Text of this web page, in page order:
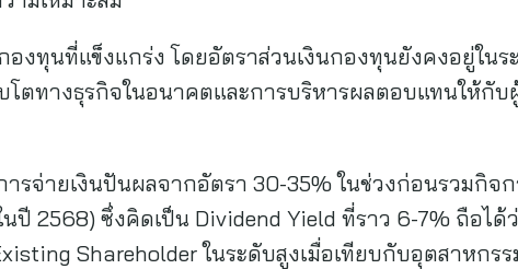
งทุนที่แข็งแกร่ง โดยอัตราส่วนเงินกองทุนยังคงอยู่ในร
โตทางธุรกิจในอนาคตและการบริหารผลตอบแทนให้กับ
รจ่ายเงินปันผลจากอัตรา 30-35% ในช่วงก่อนรวมกิจ
ปี 2568) ซึ่งคิดเป็น Dividend Yield ที่ราว 6-7% ถือได้
Shareholder ในระดับสูงเมื่อเทียบกับอุตสาหกรร